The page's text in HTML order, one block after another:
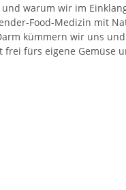
warum wir im
Food-Medizin mit
kümmern wir uns
fürs eigene Gemüse